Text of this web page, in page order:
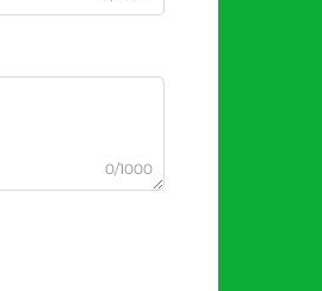
0/1000